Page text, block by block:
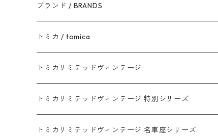
ブランド / BRANDS
トヨタ / TOYOTA
ダイハツ / DAIHATSU
マツダ / MAZDA
ホンダ / HONDA
トミカ / tomica
赤箱 - 現行トミカ
赤箱 - 限定トミカ 初回特別カラー
赤箱 - 絶版（廃盤）トミカ No.1-120
トミカリミテッドヴィンテージ
TLV - NEW LINEUP
TLV - No. LV-00-195
トミカリミテッドヴィンテージ 特別シリーズ
トミカリミテッドヴィンテージ 名車座シリーズ